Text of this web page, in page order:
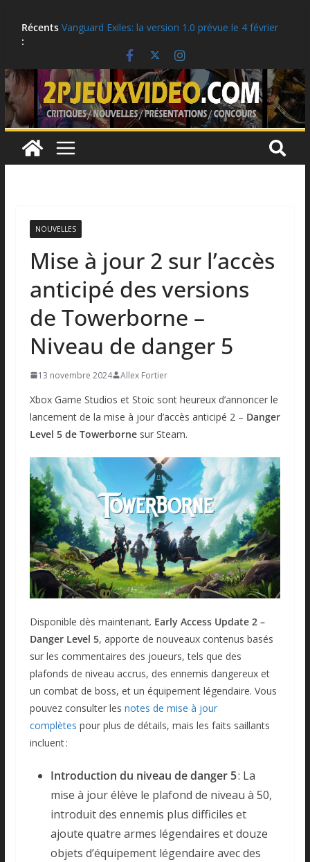
Récents
:
Vanguard Exiles: la version 1.0 prévue le 4 février
Ubisoft célèbre le 25e anniversaire de Tom
Clancy’s Ghost Recon
Critique: Kusan: City of Wolves
Moonlighter 2, la version 1.0 est prévue pour le 2
septembre!
LEGO: Vous pouvez obtenir ces récompenses
jusqu’au 10 août!
NOUVELLES
Mise à jour 2 sur l’accès
anticipé des versions
de Towerborne –
Niveau de danger 5
13 novembre 2024 Allex Fortier
Xbox Game Studios et Stoic sont heureux d’annoncer le
lancement de la mise à jour d’accès anticipé 2 – Danger
Level 5 de Towerborne sur Steam.
Disponible dès maintenant, Early Access Update 2 –
Danger Level 5, apporte de nouveaux contenus basés
sur les commentaires des joueurs, tels que des
plafonds de niveau accrus, des ennemis dangereux et
un combat de boss, et un équipement légendaire. Vous
pouvez consulter les notes de mise à jour
complètes pour plus de détails, mais les faits saillants
incluent :
Introduction du niveau de danger 5: La
mise à jour élève le plafond de niveau à 50,
introduit des ennemis plus difficiles et
ajoute quatre armes légendaires et douze
objets d’équipement légendaire avec des